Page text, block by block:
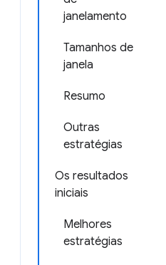
janelamento
Tamanhos de
janela
Resumo
Outras
estratégias
Os resultados
iniciais
Melhores
estratégias